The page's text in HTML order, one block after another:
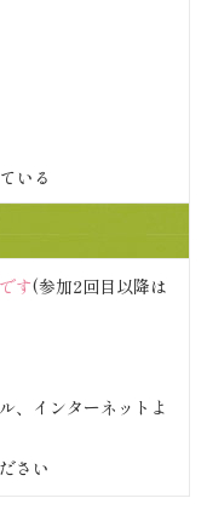
いる
す(参加2回目以降は
、インターネットよ
さい